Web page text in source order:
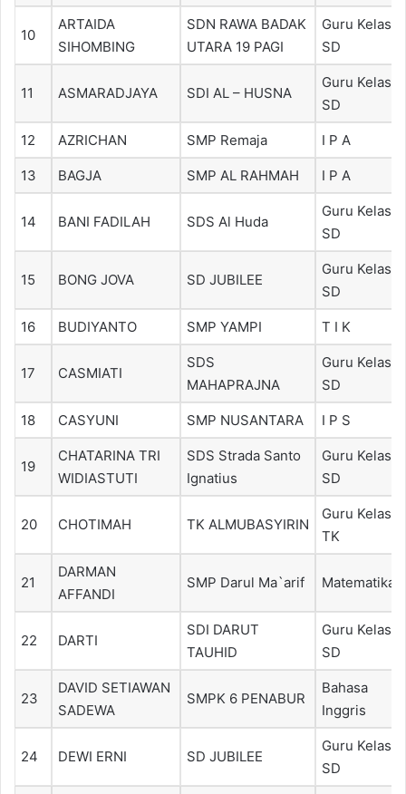
10
ARTAIDA
SIHOMBING
SDN RAWA BADAK
UTARA 19 PAGI
Guru Kelas
SD
11 ASMARADJAYA SDI AL – HUSNA
Guru Kelas
SD
12 AZRICHAN SMP Remaja I P A
13 BAGJA SMP AL RAHMAH I P A
14 BANI FADILAH SDS Al Huda
Guru Kelas
SD
15 BONG JOVA SD JUBILEE
Guru Kelas
SD
16 BUDIYANTO SMP YAMPI T I K
17 CASMIATI
SDS
MAHAPRAJNA
Guru Kelas
SD
18 CASYUNI SMP NUSANTARA I P S
19
CHATARINA TRI
WIDIASTUTI
SDS Strada Santo
Ignatius
Guru Kelas
SD
20 CHOTIMAH TK ALMUBASYIRIN
Guru Kelas
TK
21
DARMAN
AFFANDI
SMP Darul Ma`arif Matematika
22 DARTI
SDI DARUT
TAUHID
Guru Kelas
SD
23
DAVID SETIAWAN
SADEWA
SMPK 6 PENABUR
Bahasa
Inggris
24 DEWI ERNI SD JUBILEE
Guru Kelas
SD